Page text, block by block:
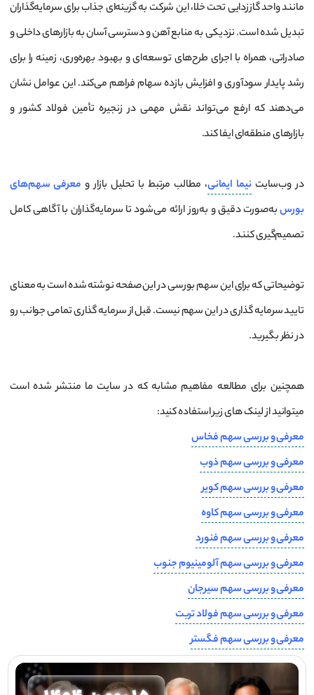
مانند واحد گاززدایی تحت خلا، این شرکت به گزینه‌ای جذاب برای سرمایه‌گذاران
تبدیل شده است. نزدیکی به منابع آهن و دسترسی آسان به بازارهای داخلی و
صادراتی، همراه با اجرای طرح‌های توسعه‌ای و بهبود بهره‌وری، زمینه را برای
رشد پایدار سودآوری و افزایش بازده سهام فراهم می‌کند. این عوامل نشان
می‌دهند که ارفع می‌تواند نقش مهمی در زنجیره تأمین فولاد کشور و
بازارهای منطقه‌ای ایفا کند.
در وب‌سایتنیما ایمانی، مطالب مرتبط با تحلیل بازار و معرفی سهم‌های
بورسبه‌صورت دقیق و به‌روز ارائه می‌شود تا سرمایه‌گذاران با آگاهی کامل
تصمیم‌گیری کنند.
توضیحاتی که برای این سهم بورسی در این صفحه نوشته شده است به معنای
تایید سرمایه گذاری در این سهم نیست. قبل از سرمایه گذاری تمامی جوانب رو
در نظر بگیرید.
همچنین برای مطالعه مفاهیم مشابه که در سایت ما منتشر شده است
میتوانید از لینک های زیر استفاده کنید:
معرفی و بررسی سهم فخاس
معرفی و بررسی سهم ذوب
معرفی و بررسی سهم کویر
معرفی و بررسی سهم کاوه
معرفی و بررسی سهم فنورد
معرفی و بررسی سهم آلومينيوم جنوب
معرفی و بررسی سهم سیرجان
معرفی و بررسی سهم فولاد تربت
معرفی و بررسی سهم فگستر